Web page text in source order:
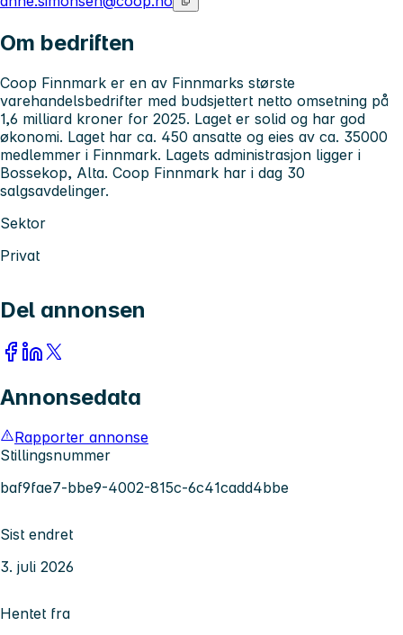
Om bedriften
Coop Finnmark er en av Finnmarks største
varehandelsbedrifter med budsjettert netto omsetning på
1,6 milliard kroner for 2025. Laget er solid og har god
økonomi. Laget har ca. 450 ansatte og eies av ca. 35000
medlemmer i Finnmark. Lagets administrasjon ligger i
Bossekop, Alta. Coop Finnmark har i dag 30
salgsavdelinger.
Sektor
Privat
Del annonsen
Annonsedata
Rapporter annonse
Stillingsnummer
baf9fae7-bbe9-4002-815c-6c41cadd4bbe
Sist endret
3. juli 2026
Hentet fra